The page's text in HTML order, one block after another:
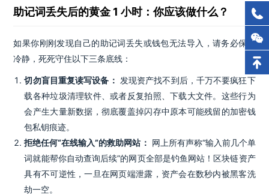
助记词丢失后的黄金 1 小时：你应该做什么？
如果你刚刚发现自己的助记词丢失或钱包无法导入，请务必保持
冷静，死死守住以下三条底线：
切勿盲目重复读写设备： 发现资产找不到后，千万不要疯狂下
载各种垃圾清理软件、或者反复拍照、下载大文件。这些行为
会产生大量新数据，彻底覆盖掉闪存中原本可能残留的加密钱
包私钥痕迹。
拒绝任何“在线输入”的救助网站： 网上所有声称“输入前几个单
词就能帮你自动查询后续”的网页全部是钓鱼网站！区块链资产
具有不可逆性，一旦在网页端泄露，资产会在数秒内被黑客洗
劫一空。